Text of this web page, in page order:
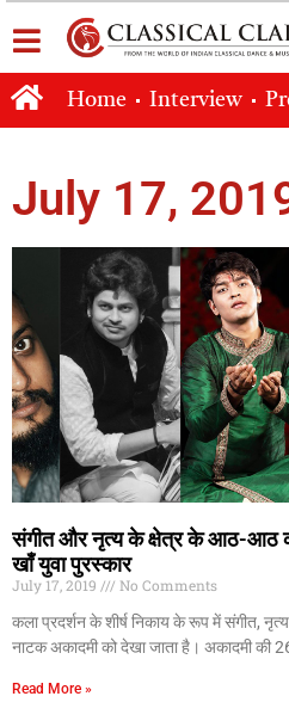
Home Interview
July 17,
संगीत और नृत्य के क्षेत्र के आठ-आठ
खाँ युवा पुरस्कार
July 17, 2019
No Comments
कला प्रदर्शन के शीर्ष निकाय के रूप में संगीत,
नाटक अकादमी को देखा जाता है। अकादमी की
Read More »